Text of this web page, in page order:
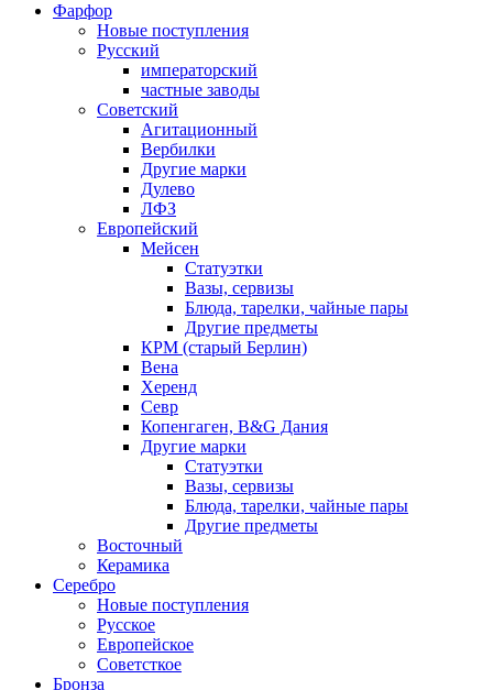
Фарфор
Новые поступления
Русский
императорский
частные заводы
Советский
Агитационный
Вербилки
Другие марки
Дулево
ЛФЗ
Европейский
Мейсен
Статуэтки
Вазы, сервизы
Блюда, тарелки, чайные пары
Другие предметы
КРМ (старый Берлин)
Вена
Херенд
Севр
Копенгаген, B&G Дания
Другие марки
Статуэтки
Вазы, сервизы
Блюда, тарелки, чайные пары
Другие предметы
Восточный
Керамика
Серебро
Новые поступления
Русское
Европейское
Советсткое
Бронза